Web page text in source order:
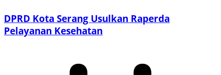
DPRD Kota Serang Usulkan Raperda
Pelayanan Kesehatan